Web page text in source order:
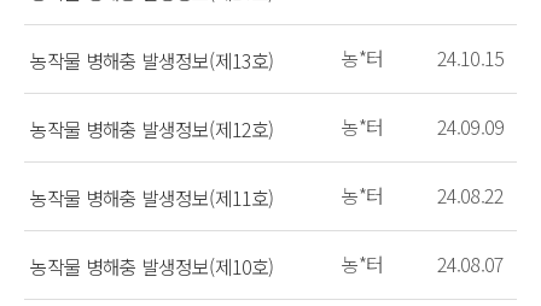
농작물 병해충 발생정보(제13호) 농*터 24.10.15
농작물 병해충 발생정보(제12호) 농*터 24.09.09
농작물 병해충 발생정보(제11호) 농*터 24.08.22
농작물 병해충 발생정보(제10호) 농*터 24.08.07